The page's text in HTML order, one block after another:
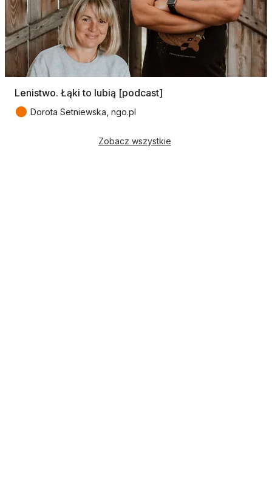
Lenistwo. Łąki to lubią [podcast]
● Dorota Setniewska, ngo.pl
Zobacz wszystkie